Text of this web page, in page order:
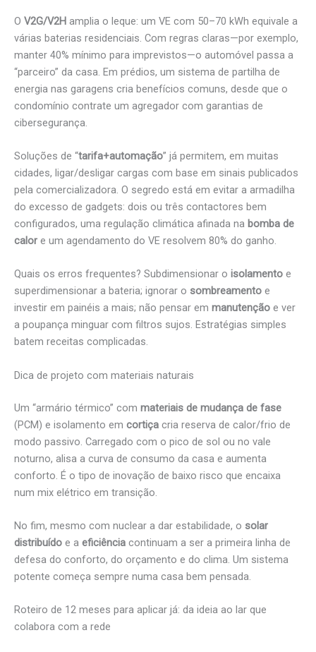
O V2G/V2H amplia o leque: um VE com 50–70 kWh equivale a
várias baterias residenciais. Com regras claras—por exemplo,
manter 40% mínimo para imprevistos—o automóvel passa a
“parceiro” da casa. Em prédios, um sistema de partilha de
energia nas garagens cria benefícios comuns, desde que o
condomínio contrate um agregador com garantias de
cibersegurança.
Soluções de “tarifa+automação” já permitem, em muitas
cidades, ligar/desligar cargas com base em sinais publicados
pela comercializadora. O segredo está em evitar a armadilha
do excesso de gadgets: dois ou três contactores bem
configurados, uma regulação climática afinada na bomba de
calor e um agendamento do VE resolvem 80% do ganho.
Quais os erros frequentes? Subdimensionar o isolamento e
superdimensionar a bateria; ignorar o sombreamento e
investir em painéis a mais; não pensar em manutenção e ver
a poupança minguar com filtros sujos. Estratégias simples
batem receitas complicadas.
Dica de projeto com materiais naturais
Um “armário térmico” com materiais de mudança de fase
(PCM) e isolamento em cortiça cria reserva de calor/frio de
modo passivo. Carregado com o pico de sol ou no vale
noturno, alisa a curva de consumo da casa e aumenta
conforto. É o tipo de inovação de baixo risco que encaixa
num mix elétrico em transição.
No fim, mesmo com nuclear a dar estabilidade, o solar
distribuído e a eficiência continuam a ser a primeira linha de
defesa do conforto, do orçamento e do clima. Um sistema
potente começa sempre numa casa bem pensada.
Roteiro de 12 meses para aplicar já: da ideia ao lar que
colabora com a rede